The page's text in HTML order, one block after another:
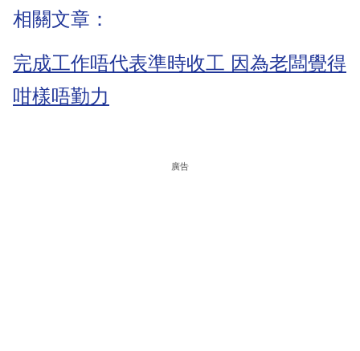
相關文章：
完成工作唔代表準時收工 因為老闆覺得
咁樣唔勤力
廣告